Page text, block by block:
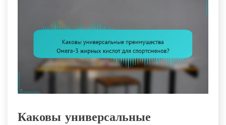
Каковы универсальные